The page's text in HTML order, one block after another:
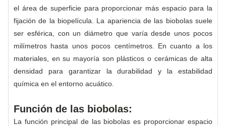
el área de superficie para proporcionar más espacio para la
fijación de la biopelícula. La apariencia de las biobolas suele
ser esférica, con un diámetro que varía desde unos pocos
milímetros hasta unos pocos centímetros. En cuanto a los
materiales, en su mayoría son plásticos o cerámicas de alta
densidad para garantizar la durabilidad y la estabilidad
química en el entorno acuático.
Función de las biobolas:
La función principal de las biobolas es proporcionar espacio